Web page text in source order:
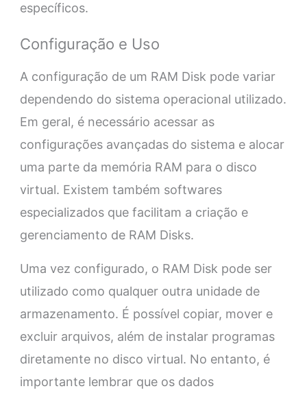
específicos.
Configuração e Uso
A configuração de um RAM Disk pode variar
dependendo do sistema operacional utilizado.
Em geral, é necessário acessar as
configurações avançadas do sistema e alocar
uma parte da memória RAM para o disco
virtual. Existem também softwares
especializados que facilitam a criação e
gerenciamento de RAM Disks.
Uma vez configurado, o RAM Disk pode ser
utilizado como qualquer outra unidade de
armazenamento. É possível copiar, mover e
excluir arquivos, além de instalar programas
diretamente no disco virtual. No entanto, é
importante lembrar que os dados